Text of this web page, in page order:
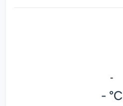
-
- °C